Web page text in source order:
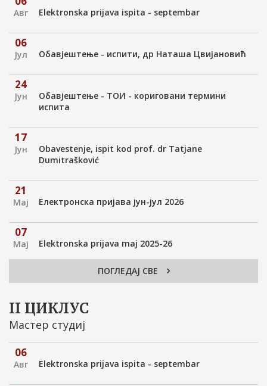
Авг Elektronska prijava ispita - septembar
06
Јул Обавјештење - испити, др Наташа Цвијановић
24
Јун
Обавјештење - ТОИ - кориговани термини
испита
17
Јун
Obavestenje, ispit kod prof. dr Tatjane
Dumitrašković
21
Мај Електронска пријава јун-јул 2026
07
Мај Elektronska prijava maj 2025-26
Мај Електротехника 2 - предавања др С. Лубура
08
Апр Обавјештење испити - др Лидија Јовичић
07
Апр НОВО обавјештење испити - др Сузана Бунчић
ПОГЛЕДАЈ СВЕ
II ЦИКЛУС
Мастер студиј
06
Авг Elektronska prijava ispita - septembar